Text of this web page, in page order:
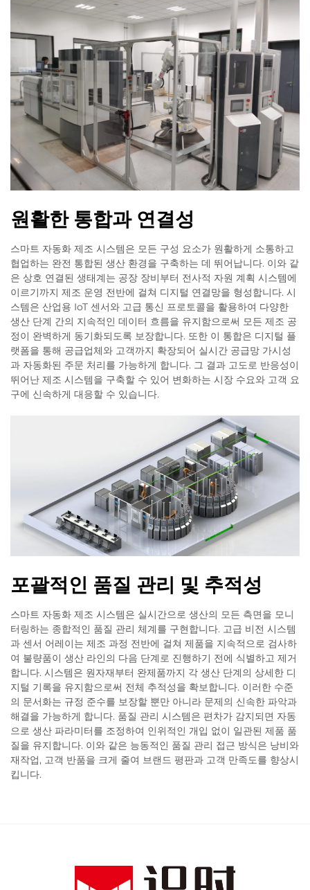
원활한 통합과 연결성
스마트 자동화 제조 시스템은 모든 구성 요소가 원활하게 소통하고
협업하는 완전 통합된 생산 환경을 구축하는 데 뛰어납니다. 이와 같
은 상호 연결된 생태계는 공장 장비부터 전사적 자원 계획 시스템에
이르기까지 제조 운영 전반에 걸쳐 디지털 연결망을 형성합니다. 시
스템은 산업용 IoT 센서와 고급 통신 프로토콜을 활용하여 다양한
생산 단계 간의 지속적인 데이터 흐름을 유지함으로써 모든 제조 공
정이 완벽하게 동기화되도록 보장합니다. 또한 이 통합은 디지털 플
랫폼을 통해 공급업체와 고객까지 확장되어 실시간 공급망 가시성
과 자동화된 주문 처리를 가능하게 합니다. 그 결과 고도로 반응성이
뛰어난 제조 시스템을 구축할 수 있어 변화하는 시장 수요와 고객 요
구에 신속하게 대응할 수 있습니다.
포괄적인 품질 관리 및 추적성
스마트 자동화 제조 시스템은 실시간으로 생산의 모든 측면을 모니
터링하는 종합적인 품질 관리 체계를 구현합니다. 고급 비전 시스템
과 센서 어레이는 제조 과정 전반에 걸쳐 제품을 지속적으로 검사하
여 불량품이 생산 라인의 다음 단계로 진행하기 전에 식별하고 제거
합니다. 시스템은 원자재부터 완제품까지 각 생산 단계의 상세한 디
지털 기록을 유지함으로써 전체 추적성을 확보합니다. 이러한 수준
의 문서화는 규정 준수를 보장할 뿐만 아니라 문제의 신속한 파악과
해결을 가능하게 합니다. 품질 관리 시스템은 편차가 감지되면 자동
으로 생산 파라미터를 조정하여 인위적인 개입 없이 일관된 제품 품
질을 유지합니다. 이와 같은 능동적인 품질 관리 접근 방식은 낭비와
재작업, 고객 반품을 크게 줄여 브랜드 평판과 고객 만족도를 향상시
킵니다.